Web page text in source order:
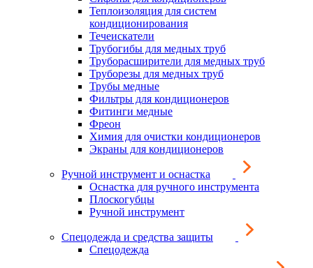
Теплоизоляция для систем
кондиционирования
Течеискатели
Трубогибы для медных труб
Труборасширители для медных труб
Труборезы для медных труб
Трубы медные
Фильтры для кондиционеров
Фитинги медные
Фреон
Химия для очистки кондиционеров
Экраны для кондиционеров
Ручной инструмент и оснастка
Оснастка для ручного инструмента
Плоскогубцы
Ручной инструмент
Спецодежда и средства защиты
Спецодежда